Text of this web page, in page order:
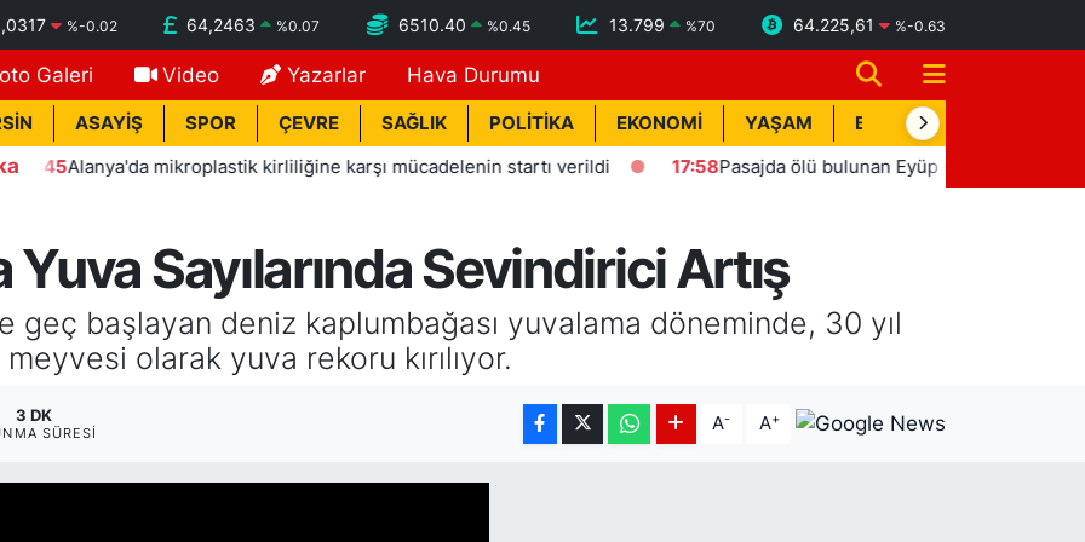
%-0.02 64,2463 %0.07 6510.40 %0.45 13.799 %70 64.225,61 %-0.63
Galeri Video Yazarlar Hava Durumu
ASAYİŞ SPOR ÇEVRE SAĞLIK POLİTİKA EKONOMİ YAŞAM BİK İLAN
mikroplastik kirliliğine karşı mücadelenin startı verildi 17:58Pasajda ölü bulunan Eyüp Can davası sürüyor
Sayılarında Sevindirici Artış
başlayan deniz kaplumbağası yuvalama döneminde, 30 yıl
olarak yuva rekoru kırılıyor.
3 DK
SÜRESI A- A+